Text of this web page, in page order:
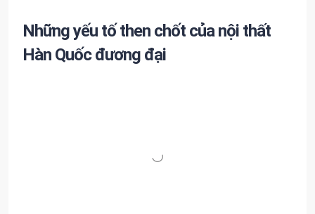
Những yếu tố then chốt của nội thất
Hàn Quốc đương đại